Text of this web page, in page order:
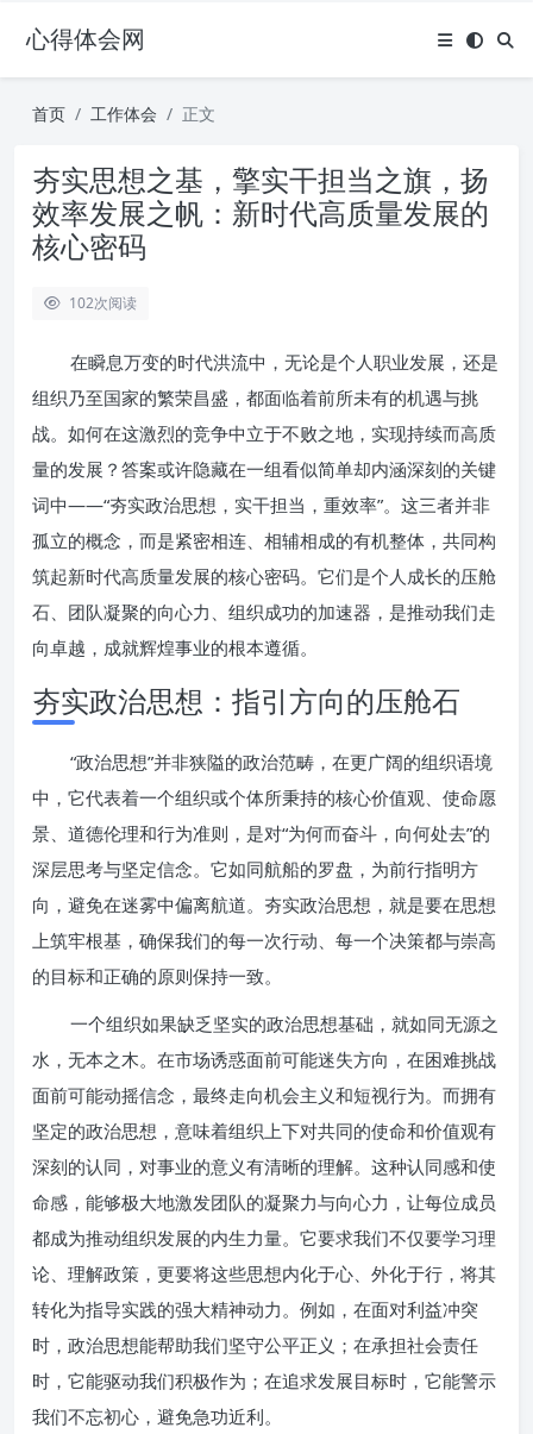
心得体会网
首页 工作体会 正文
夯实思想之基，擎实干担当之旗，扬
效率发展之帆：新时代高质量发展的
核心密码
102次阅读
在瞬息万变的时代洪流中，无论是个人职业发展，还是
组织乃至国家的繁荣昌盛，都面临着前所未有的机遇与挑
战。如何在这激烈的竞争中立于不败之地，实现持续而高质
量的发展？答案或许隐藏在一组看似简单却内涵深刻的关键
词中——“夯实政治思想，实干担当，重效率”。这三者并非
孤立的概念，而是紧密相连、相辅相成的有机整体，共同构
筑起新时代高质量发展的核心密码。它们是个人成长的压舱
石、团队凝聚的向心力、组织成功的加速器，是推动我们走
向卓越，成就辉煌事业的根本遵循。
夯实政治思想：指引方向的压舱石
“政治思想”并非狭隘的政治范畴，在更广阔的组织语境
中，它代表着一个组织或个体所秉持的核心价值观、使命愿
景、道德伦理和行为准则，是对“为何而奋斗，向何处去”的
深层思考与坚定信念。它如同航船的罗盘，为前行指明方
向，避免在迷雾中偏离航道。夯实政治思想，就是要在思想
上筑牢根基，确保我们的每一次行动、每一个决策都与崇高
的目标和正确的原则保持一致。
一个组织如果缺乏坚实的政治思想基础，就如同无源之
水，无本之木。在市场诱惑面前可能迷失方向，在困难挑战
面前可能动摇信念，最终走向机会主义和短视行为。而拥有
坚定的政治思想，意味着组织上下对共同的使命和价值观有
深刻的认同，对事业的意义有清晰的理解。这种认同感和使
命感，能够极大地激发团队的凝聚力与向心力，让每位成员
都成为推动组织发展的内生力量。它要求我们不仅要学习理
论、理解政策，更要将这些思想内化于心、外化于行，将其
转化为指导实践的强大精神动力。例如，在面对利益冲突
时，政治思想能帮助我们坚守公平正义；在承担社会责任
时，它能驱动我们积极作为；在追求发展目标时，它能警示
我们不忘初心，避免急功近利。